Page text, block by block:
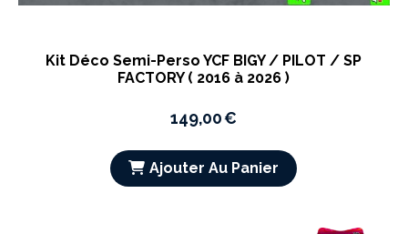
Kit Déco Semi-Perso YCF BIGY / PILOT / SP
FACTORY ( 2016 à 2026 )
149,00€
Ajouter Au Panier